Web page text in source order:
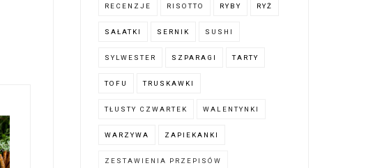
RECENZJE RISOTTO RYBY RYŻ
SAŁATKI SERNIK SUSHI
SYLWESTER SZPARAGI TARTY
TOFU TRUSKAWKI
TŁUSTY CZWARTEK WALENTYNKI
WARZYWA ZAPIEKANKI
ZESTAWIENIA PRZEPISÓW